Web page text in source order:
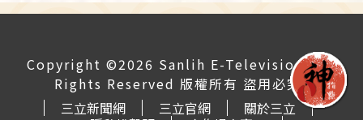
Copyright ©2026 Sanlih E-Television All
Rights Reserved 版權所有 盜用必究
三立新聞網
三立官網
關於三立